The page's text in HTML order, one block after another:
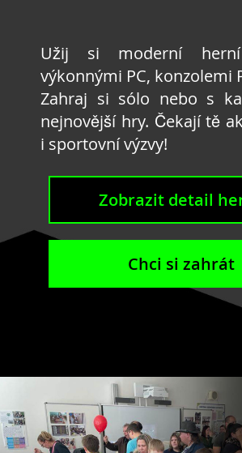
Užij si moderní
výkonnými PC, konzolemi
Zahraj si sólo nebo s
nejnovější hry. Čekají tě
i sportovní výzvy!
Zobrazit detail
Chci si zahrát